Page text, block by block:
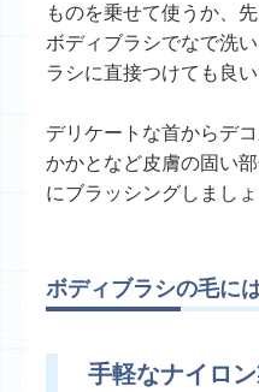
ものを乗せて使うか、
ボディブラシでなで洗
ラシに直接つけても良い
デリケートな首からデ
かかとなど皮膚の固い
にブラッシングしましょ
ボディブラシの毛に
手軽なナイロ